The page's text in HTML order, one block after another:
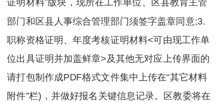
证明材料”版块，现所在工作单位、区县教育主管
部门和区县人事综合管理部门须签字盖章同意;3.
职称资格证明、年度考核证明材料<可由现工作单
位出具证明并加盖鲜章>及其他无对应上传界面的
请打包制作成PDF格式文件集中上传在“其它材料
附件”栏)，并做好报名关键信息记录。区教委将在